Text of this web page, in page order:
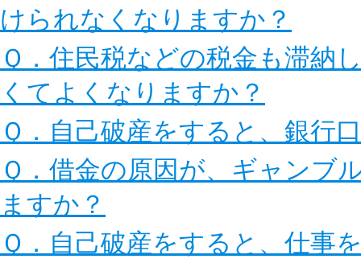
けられなくなりますか？
Ｑ．住民税などの税金も滞納
くてよくなりますか？
Ｑ．自己破産をすると、銀行
Ｑ．借金の原因が、ギャンブ
ますか？
Ｑ．自己破産をすると、仕事